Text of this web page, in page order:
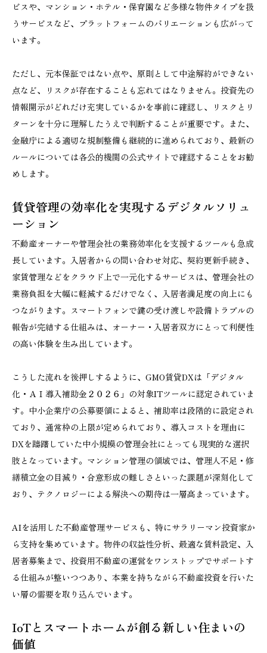
ビスや、マンション・ホテル・保育園など多様な物件タイプを扱
うサービスなど、プラットフォームのバリエーションも広がって
います。
ただし、元本保証ではない点や、原則として中途解約ができない
点など、リスクが存在することも忘れてはなりません。投資先の
情報開示がどれだけ充実しているかを事前に確認し、リスクとリ
ターンを十分に理解したうえで判断することが重要です。また、
金融庁による適切な規制整備も継続的に進められており、最新の
ルールについては各公的機関の公式サイトで確認することをお勧
めします。
賃貸管理の効率化を実現するデジタルソリュ
ーション
不動産オーナーや管理会社の業務効率化を支援するツールも急成
長しています。入居者からの問い合わせ対応、契約更新手続き、
家賃管理などをクラウド上で一元化するサービスは、管理会社の
業務負担を大幅に軽減するだけでなく、入居者満足度の向上にも
つながります。スマートフォンで鍵の受け渡しや設備トラブルの
報告が完結する仕組みは、オーナー・入居者双方にとって利便性
の高い体験を生み出しています。
こうした流れを後押しするように、GMO賃貸DXは「デジタル
化・ＡＩ導入補助金２０２６」の対象ITツールに認定されていま
す。中小企業庁の公募要領によると、補助率は段階的に設定され
ており、通常枠の上限が定められており、導入コストを理由に
DXを躊躇していた中小規模の管理会社にとっても現実的な選択
肢となっています。マンション管理の領域では、管理人不足・修
繕積立金の目減り・合意形成の難しさといった課題が深刻化して
おり、テクノロジーによる解決への期待は一層高まっています。
AIを活用した不動産管理サービスも、特にサラリーマン投資家か
ら支持を集めています。物件の収益性分析、最適な賃料設定、入
居者募集まで、投資用不動産の運営をワンストップでサポートす
る仕組みが整いつつあり、本業を持ちながら不動産投資を行いた
い層の需要を取り込んでいます。
IoTとスマートホームが創る新しい住まいの
価値